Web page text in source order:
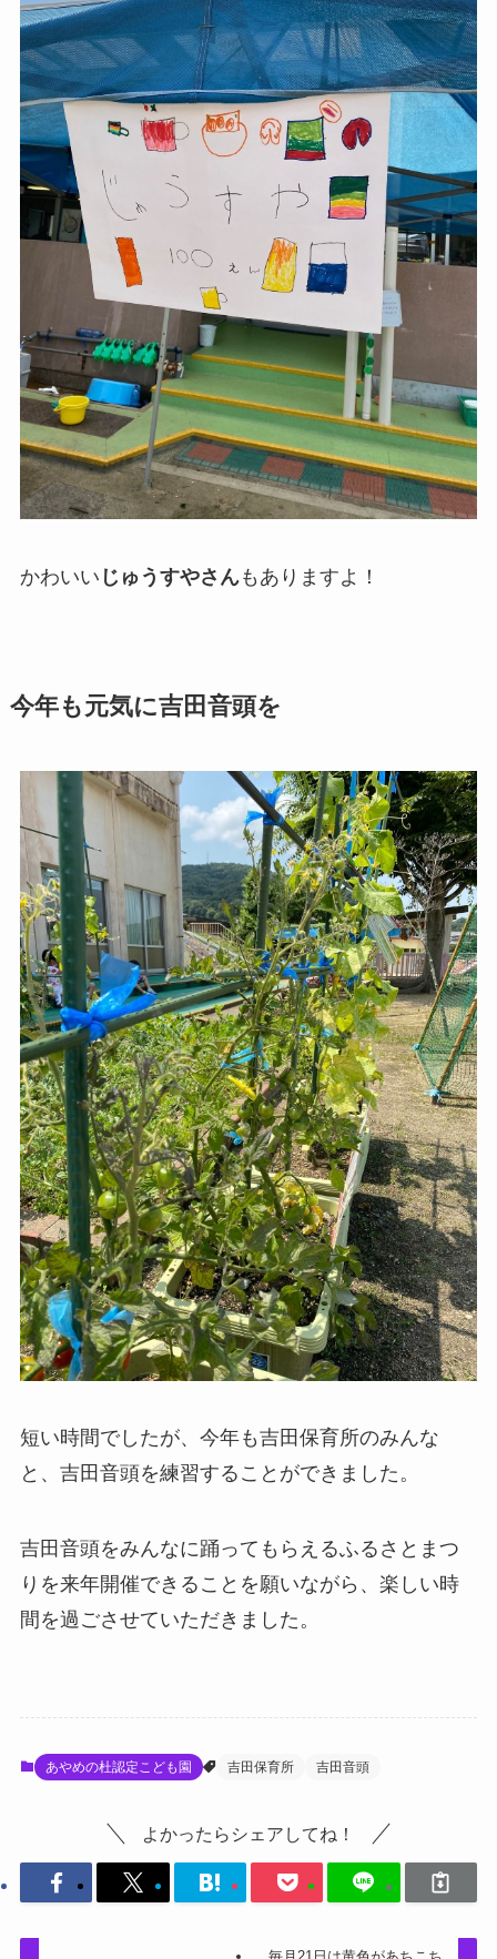
かわいい じゅうすやさんもありますよ！
今年も元気に吉田音頭を
短い時間でしたが、今年も吉田保育所のみんな
と、吉田音頭を練習することができました。
吉田音頭をみんなに踊ってもらえるふるさとまつ
りを来年開催できることを願いながら、楽しい時
間を過ごさせていただきました。
あやめの杜認定こども園 吉田保育所 吉田音頭
よかったらシェアしてね！